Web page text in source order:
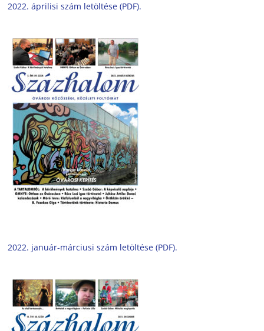
2022. áprilisi szám letöltése (PDF).
2022. január-márciusi szám letöltése (PDF).